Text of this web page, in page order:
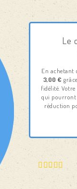
Le
En achetant
3,00 €
fidélité.
qui pourront
réduction